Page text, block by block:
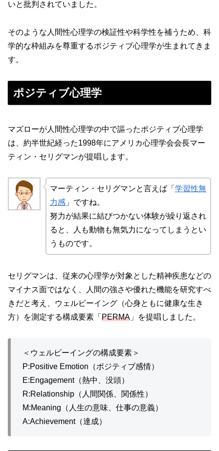
いと批判されていました。
そのような人間性心理学の検証性や科学性を補うため、科
学的な枠組みを尊重するポジティブ心理学が生まれてきま
す。
ポジティブ心理学
マズローが人間性心理学の中で謳ったポジティブ心理学
は、約半世紀経った1998年にアメリカ心理学会会長マー
ティン・セリグマンが提唱します。
マーティン・セリグマンと言えば「 学習性無
力感」ですね。
努力が結果に結びつかない体験が繰り返され
ると、人も動物も無気力になってしまうとい
うものです。
セリグマンは、従来の心理学が対象とした精神疾患などの
マイナス面ではなく、人間の強さや優れた機能を研究すべ
きだと考え、ウェルビーイング（心身ともに健康な生き
方）を測定する構成要素「 PERMA 」を提唱しました。
＜ウェルビーイングの構成要素＞
P:Positive Emotion（ポジティブ感情）
E:Engagement（熱中、没頭）
R:Relationship（人間関係、関係性）
M:Meaning（人生の意味、仕事の意義）
A:Achievement（達成）